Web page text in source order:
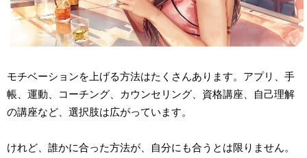
モチベーションを上げる方法はたくさんあります。アプリ、手
帳、運動、コーチング、カウンセリング、資格講座、自己理解
の講座など、選択肢は広がっています。
けれど、誰かに合った方法が、自分にも合うとは限りません。